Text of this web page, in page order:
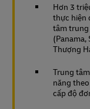
Hơn 3
thực hiện
tâm trung
(Panama,
Thượng
Trung
năng
cấp độ